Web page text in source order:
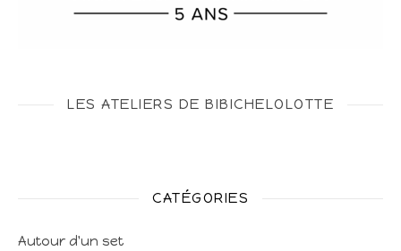
LES ATELIERS DE BIBICHELOLOTTE
CATÉGORIES
Autour d'un set